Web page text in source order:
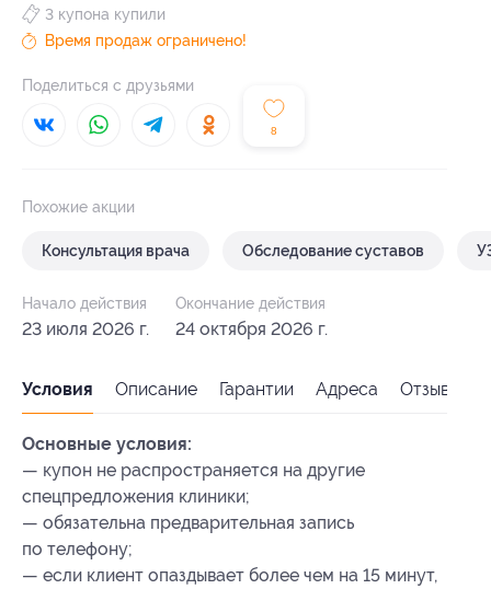
8
3 купона купили
Время продаж ограничено!
Поделиться с друзьями
Похожие акции
Консультация врача Обследование суставов
Начало действия
23 июля 2026 г.
Окончание действия
24 октября 2026 г.
Условия Описание Гарантии Адреса Отзывы
Основные условия:
— купон не распространяется на другие
спецпредложения клиники;
— обязательна предварительная запись
по телефону;
— если клиент опаздывает более чем на 15 минут,